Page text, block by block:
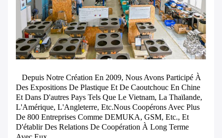
Depuis Notre Création En 2009, Nous Avons Participé À
Des Expositions De Plastique Et De Caoutchouc En Chine
Et Dans D'autres Pays Tels Que Le Vietnam, La Thaïlande,
L'Amérique, L'Angleterre, Etc.Nous Coopérons Avec Plus
De 800 Entreprises Comme DEMUKA, GSM, Etc., Et
D'établir Des Relations De Coopération À Long Terme